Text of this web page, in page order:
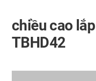
chiều cao
TBHD42